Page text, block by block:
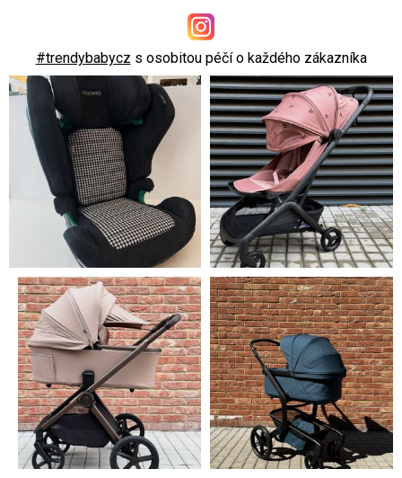
#trendybabycz s osobitou péčí o každého zákazníka